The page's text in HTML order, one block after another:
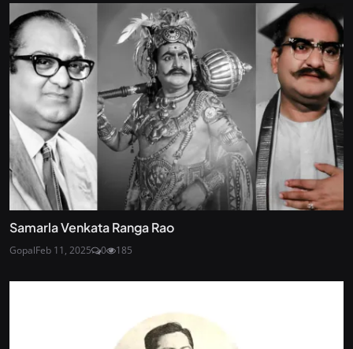
Samarla Venkata Ranga Rao
GopalFeb 11, 2025 0 185